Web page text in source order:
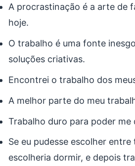
A procrastinação é a arte de
hoje.
O trabalho é uma fonte
soluções criativas.
Encontrei o trabalho dos
A melhor parte do meu
Trabalho duro para poder
Se eu pudesse escolher
escolheria dormir, e depois